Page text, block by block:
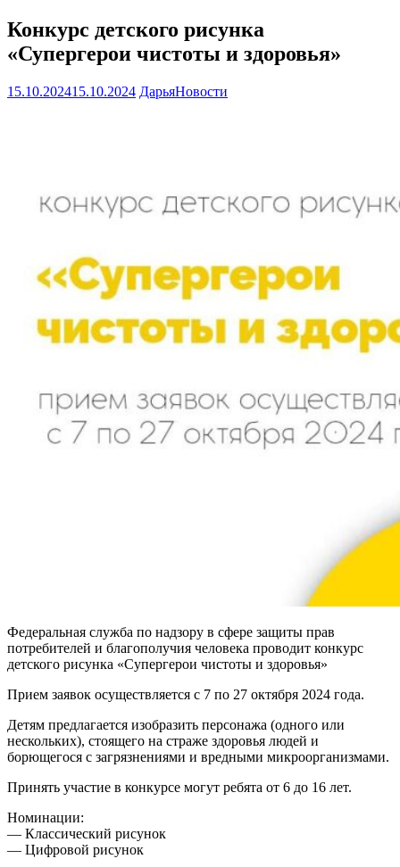
Конкурс детского рисунка
«Супергерои чистоты и здоровья»
15.10.202415.10.2024 ДарьяНовости
Федеральная служба по надзору в сфере защиты прав
потребителей и благополучия человека проводит конкурс
детского рисунка «Супергерои чистоты и здоровья»
Прием заявок осуществляется с 7 по 27 октября 2024 года.
Детям предлагается изобразить персонажа (одного или
нескольких), стоящего на страже здоровья людей и
борющегося с загрязнениями и вредными микроорганизмами.
Принять участие в конкурсе могут ребята от 6 до 16 лет.
Номинации:
— Классический рисунок
— Цифровой рисунок